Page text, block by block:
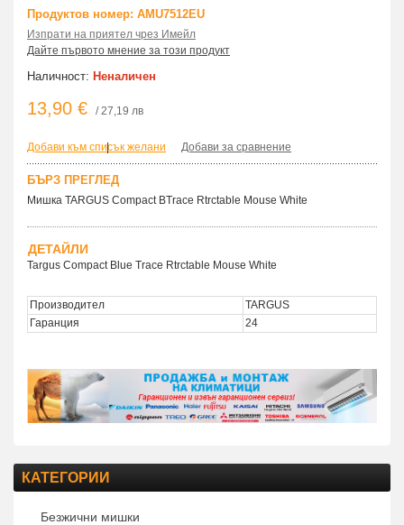
Продуктов номер: AMU7512EU
Изпрати на приятел чрез Имейл
Дайте първото мнение за този продукт
Наличност: Неналичен
13,90 € / 27,19 лв
Добави към списък желани
| Добави за сравнение
БЪРЗ ПРЕГЛЕД
Мишка TARGUS Compact BTrace Rtrctable Mouse White
ДЕТАЙЛИ
Targus Compact Blue Trace Rtrctable Mouse White
Производител
TARGUS
Гаранция
24
КАТЕГОРИИ
Безжични мишки